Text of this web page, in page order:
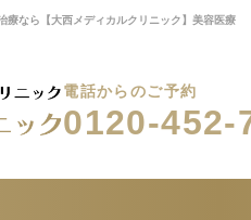
なら【大西メディカルクリニック】美容医療
電話からのご予約
0120-452-